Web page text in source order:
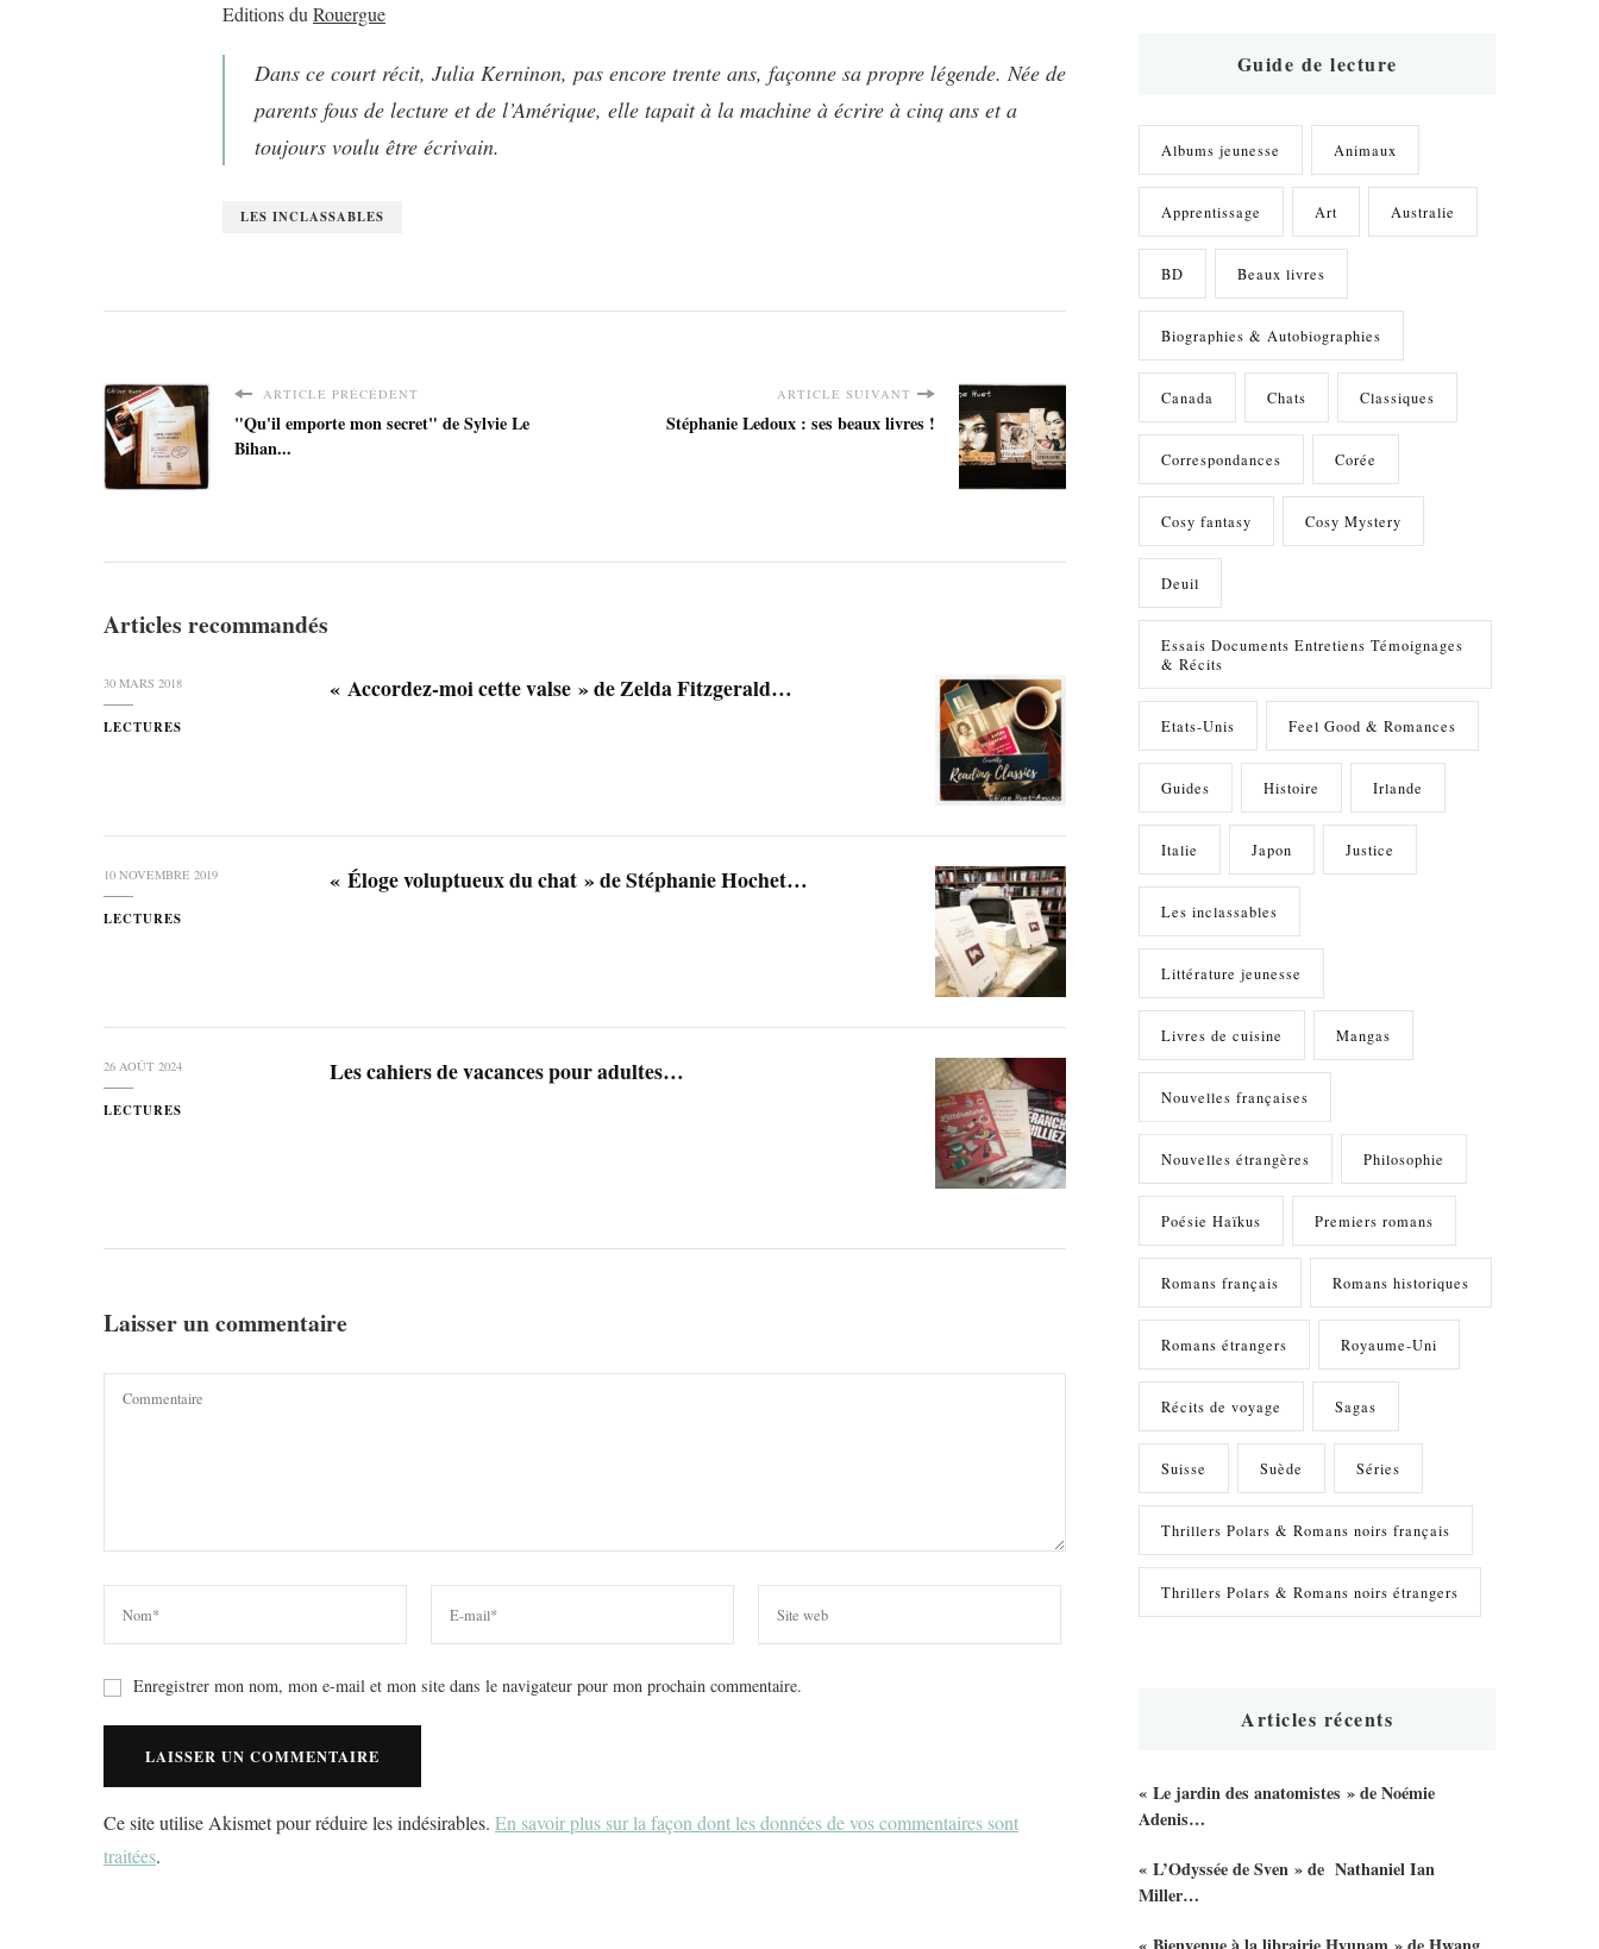
Editions duRouergue
Dans ce court récit, Julia Kerninon, pas encore trente ans, façonne sa propre légende. Née de
parents fous de lecture et de l’Amérique, elle tapait à la machine à écrire à cinq ans et a
toujours voulu être écrivain.
LES INCLASSABLES
ARTICLE PRÉCÉDENT
"Qu'il emporte mon secret" de Sylvie Le
Bihan...
ARTICLE SUIVANT
Stéphanie Ledoux : ses beaux livres !
Articles recommandés
30 MARS 2018
LECTURES
« Accordez-moi cette valse » de Zelda Fitzgerald…
10 NOVEMBRE 2019
LECTURES
« Éloge voluptueux du chat » de Stéphanie Hochet…
26 AOÛT 2024
LECTURES
Les cahiers de vacances pour adultes…
Laisser un commentaire
Enregistrer mon nom, mon e-mail et mon site dans le navigateur pour mon prochain commentaire.
Ce site utilise Akismet pour réduire les indésirables. En savoir plus sur la façon dont les données de vos commentaires sont
traitées.
Guide de lecture
Albums jeunesse Animaux
Apprentissage Art Australie
BD Beaux livres
Biographies & Autobiographies
Canada Chats Classiques
Correspondances Corée
Cosy fantasy Cosy Mystery
Deuil
Essais Documents Entretiens Témoignages
& Récits
Etats-Unis Feel Good & Romances
Guides Histoire Irlande
Italie Japon Justice
Les inclassables
Littérature jeunesse
Livres de cuisine Mangas
Nouvelles françaises
Nouvelles étrangères Philosophie
Poésie Haïkus Premiers romans
Romans français Romans historiques
Romans étrangers Royaume-Uni
Récits de voyage Sagas
Suisse Suède Séries
Thrillers Polars & Romans noirs français
Thrillers Polars & Romans noirs étrangers
Articles récents
« Le jardin des anatomistes » de Noémie
Adenis…
« L’Odyssée de Sven » de Nathaniel Ian
Miller…